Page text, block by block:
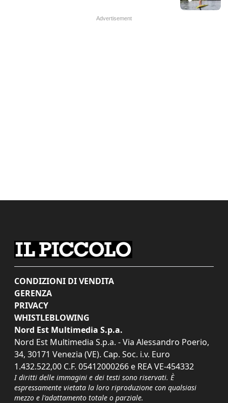
CONDIZIONI DI VENDITA
GERENZA
PRIVACY
WHISTLEBLOWING
Nord Est Multimedia S.p.a.
Nord Est Multimedia S.p.a. - Via Alessandro Poerio,
34, 30171 Venezia (VE). Cap. Soc. i.v. Euro
1.432.522,00 C.F. 05412000266 e REA VE-454332
I diritti delle immagini e dei testi sono riservati. È
espressamente vietata la loro riproduzione con qualsiasi
mezzo e l'adattamento totale o parziale.